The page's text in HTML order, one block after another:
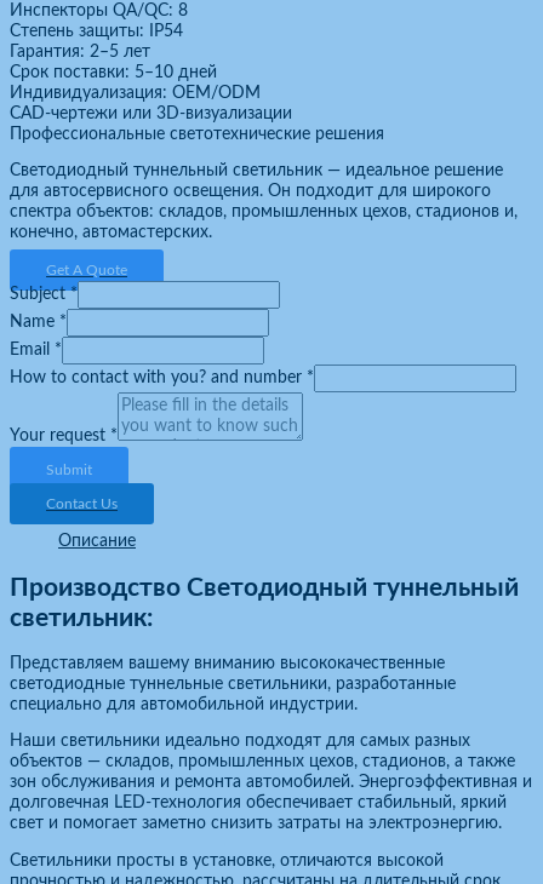
Инспекторы QA/QC: 8
Степень защиты: IP54
Гарантия: 2–5 лет
Срок поставки: 5–10 дней
Индивидуализация: OEM/ODM
CAD-чертежи или 3D-визуализации
Профессиональные светотехнические решения
Светодиодный туннельный светильник — идеальное решение
для автосервисного освещения. Он подходит для широкого
спектра объектов: складов, промышленных цехов, стадионов и,
конечно, автомастерских.
Get A Quote
Subject*
Name *
Email *
How to contact with you? and number *
Your request *
Submit
Contact Us
Описание
Производство Светодиодный туннельный
светильник:
Представляем вашему вниманию высококачественные
светодиодные туннельные светильники, разработанные
специально для автомобильной индустрии.
Наши светильники идеально подходят для самых разных
объектов — складов, промышленных цехов, стадионов, а также
зон обслуживания и ремонта автомобилей. Энергоэффективная и
долговечная LED-технология обеспечивает стабильный, яркий
свет и помогает заметно снизить затраты на электроэнергию.
Светильники просты в установке, отличаются высокой